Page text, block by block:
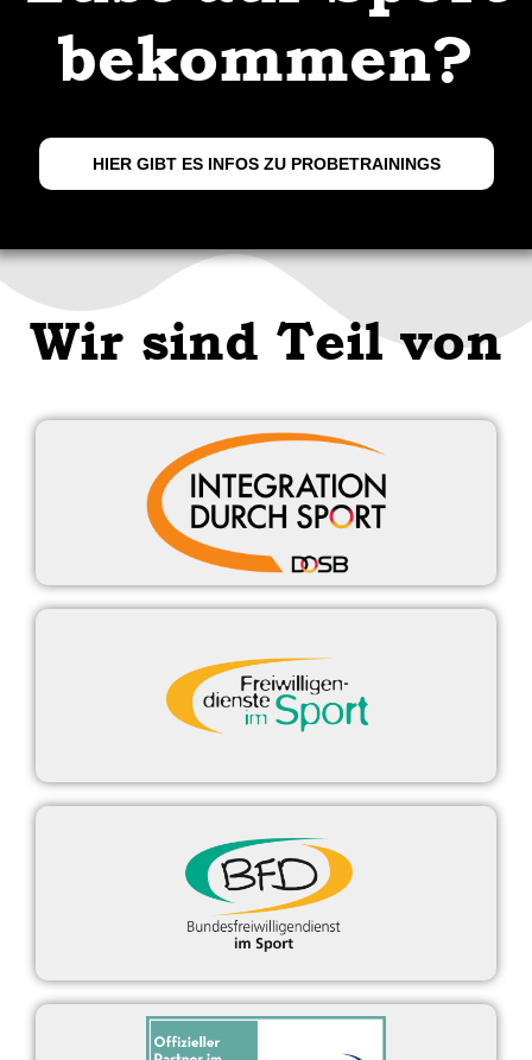
bekommen?
HIER GIBT ES INFOS ZU PROBETRAININGS
Wir sind Teil von